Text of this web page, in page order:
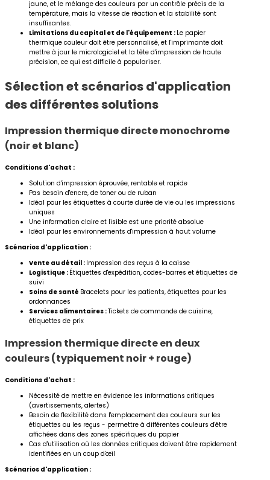
jaune, et le mélange des couleurs par un contrôle précis de la
température, mais la vitesse de réaction et la stabilité sont
insuffisantes.
Limitations du capital et de l'équipement : Le papier
thermique couleur doit être personnalisé, et l'imprimante doit
mettre à jour le micrologiciel et la tête d'impression de haute
précision, ce qui est difficile à populariser.
Sélection et scénarios d'application
des différentes solutions
Impression thermique directe monochrome
(noir et blanc)
Conditions d'achat :
Solution d'impression éprouvée, rentable et rapide
Pas besoin d'encre, de toner ou de ruban
Idéal pour les étiquettes à courte durée de vie ou les impressions
uniques
Une information claire et lisible est une priorité absolue
Idéal pour les environnements d'impression à haut volume
Scénarios d'application :
Vente au détail : Impression des reçus à la caisse
Logistique : Étiquettes d'expédition, codes-barres et étiquettes de
suivi
Soins de santé Bracelets pour les patients, étiquettes pour les
ordonnances
Services alimentaires :Tickets de commande de cuisine,
étiquettes de prix
Impression thermique directe en deux
couleurs (typiquement noir + rouge)
Conditions d'achat :
Nécessité de mettre en évidence les informations critiques
(avertissements, alertes)
Besoin de flexibilité dans l'emplacement des couleurs sur les
étiquettes ou les reçus - permettre à différentes couleurs d'être
affichées dans des zones spécifiques du papier
Cas d'utilisation où les données critiques doivent être rapidement
identifiées en un coup d'œil
Scénarios d'application :